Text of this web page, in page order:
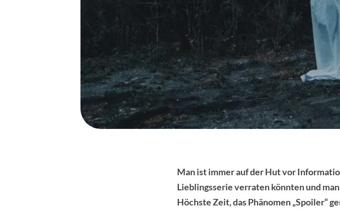
Man ist immer auf der Hut vor
Lieblingsserie verraten könnten und
Höchste Zeit, das Phänomen „Spoiler“